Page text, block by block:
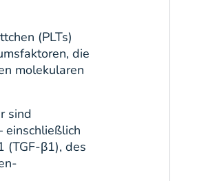
(PLTs)
die
molekularen
sind
einschließlich
(TGF-β1), des